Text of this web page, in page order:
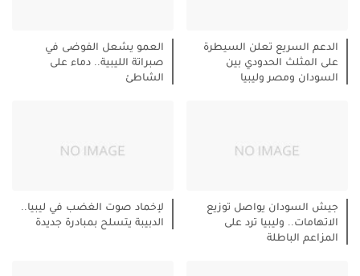
الدعم السريع تعلن السيطرة
على المثلث الحدودي بين
السودان ومصر وليبيا
العمو يشعل الفوضى في
صبراتة الليبية.. دماء على
الشاطئ
جيش السودان يواصل توزيع
الاتهامات.. وليبيا ترد على
المزاعم الباطلة
لإخماد صوت الغضب في ليبيا..
الدبيبة يتسلح بمبادرة جديدة